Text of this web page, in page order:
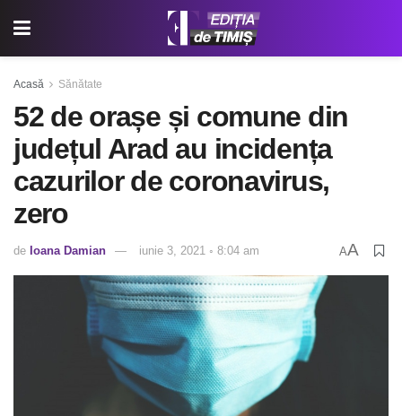
Acasă Sănătate
52 de orașe și comune din
județul Arad au incidența
cazurilor de coronavirus,
zero
de Ioana Damian iunie 3, 2021 ◦ 8:04 am AA